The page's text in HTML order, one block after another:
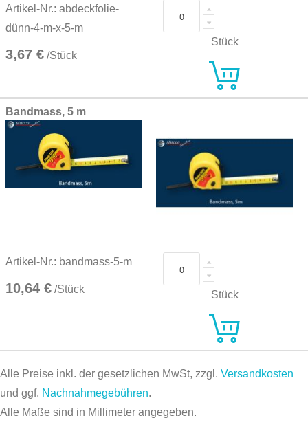
Artikel-Nr.: abdeckfolie-
dünn-4-m-x-5-m
3,67 € /Stück
Stück
Bandmass, 5 m
Artikel-Nr.: bandmass-5-m
10,64 € /Stück Stück
Alle Preise inkl. der gesetzlichen MwSt, zzgl. Versandkosten
und ggf. Nachnahmegebühren.
Alle Maße sind in Millimeter angegeben.